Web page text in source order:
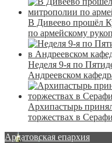
В Дивеево прошёл
по армейскому
Неделя 9-я по
Андреевском
Архипастырь
торжествах в
Ардатовская епархия